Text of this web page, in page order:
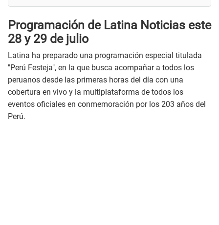
Programación de Latina Noticias este
28 y 29 de julio
Latina ha preparado una programación especial titulada
"Perú Festeja", en la que busca acompañar a todos los
peruanos desde las primeras horas del día con una
cobertura en vivo y la multiplataforma de todos los
eventos oficiales en conmemoración por los 203 años del
Perú.